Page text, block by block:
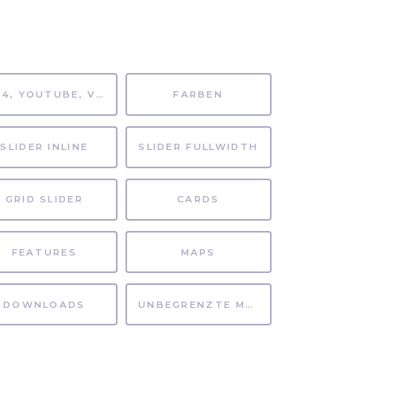
MP4, YOUTUBE, VIMEO FARBEN
SLIDER INLINE SLIDER FULLWIDTH
GRID SLIDER CARDS
FEATURES MAPS
DOWNLOADS UNBEGRENZTE MÖGLICHKEITEN